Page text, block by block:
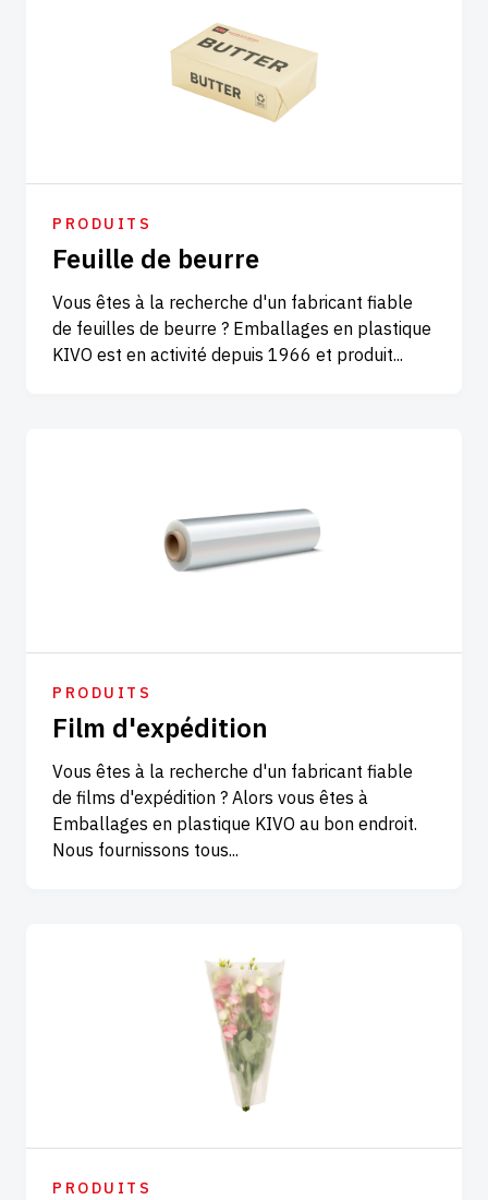
PRODUITS
Feuille de beurre
Vous êtes à la recherche d'un fabricant fiable
de feuilles de beurre ? Emballages en plastique
KIVO est en activité depuis 1966 et produit...
PRODUITS
Film d'expédition
Vous êtes à la recherche d'un fabricant fiable
de films d'expédition ? Alors vous êtes à
Emballages en plastique KIVO au bon endroit.
Nous fournissons tous...
PRODUITS